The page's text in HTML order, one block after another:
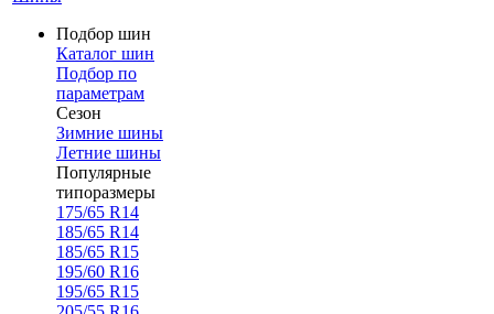
Подбор шин
Каталог шин
Подбор по
параметрам
Сезон
Зимние шины
Летние шины
Популярные
типоразмеры
175/65 R14
185/65 R14
185/65 R15
195/60 R16
195/65 R15